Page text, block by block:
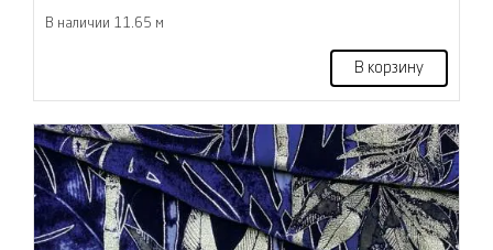
В наличии 11.65 м
В корзину